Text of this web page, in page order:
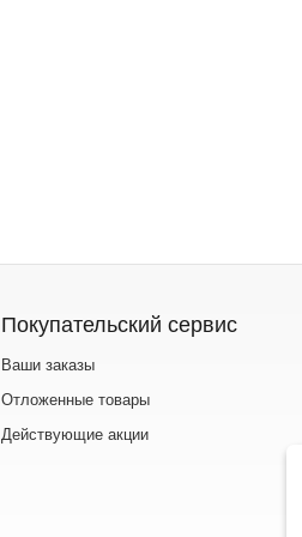
Покупательский сервис
Ваши заказы
Отложенные товары
Действующие акции